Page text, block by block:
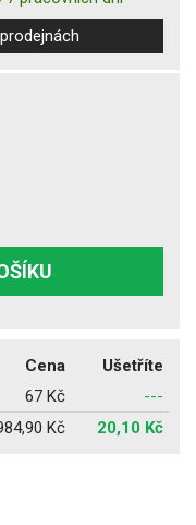
Cena
Ušetříte
67 Kč
---
Kč 20,10 Kč